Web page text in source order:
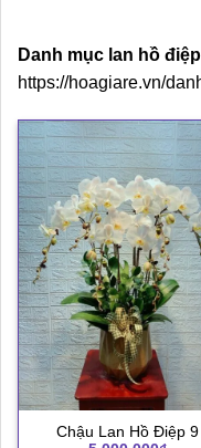
Danh mục lan hồ
https://hoagiare.vn/
Chậu Lan Hồ Điệp 9